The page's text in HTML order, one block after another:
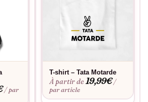
/ par
T-shirt – Tata Motarde
À partir de19,99€ /
par article